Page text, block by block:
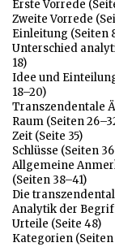
Erste Vorrede
Zweite Vorrede
Einleitung (Seiten
Unterschied
18)
Idee und
18–20)
Transzendentale
Raum (Seiten
Zeit (Seite 35)
Schlüsse (Seiten
Allgemeine
(Seiten 38–41)
Die
Analytik der
Urteile (Seite 48)
Kategorien (Seiten